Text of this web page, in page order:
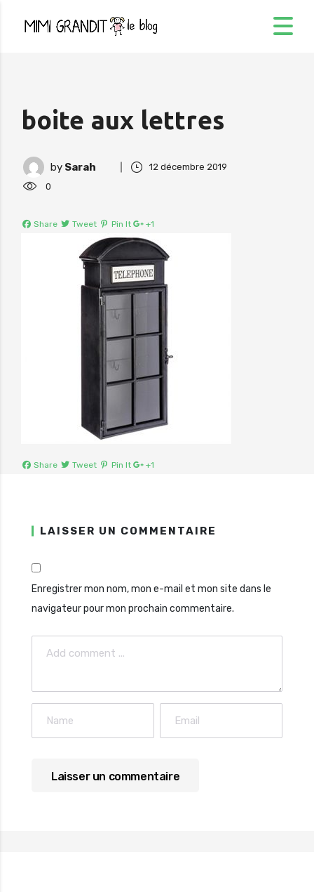
boite aux lettres
by Sarah
12 décembre 2019
0
Share Tweet Pin It +1
Share Tweet Pin It +1
LAISSER UN COMMENTAIRE
Enregistrer mon nom, mon e-mail et mon site dans le
navigateur pour mon prochain commentaire.